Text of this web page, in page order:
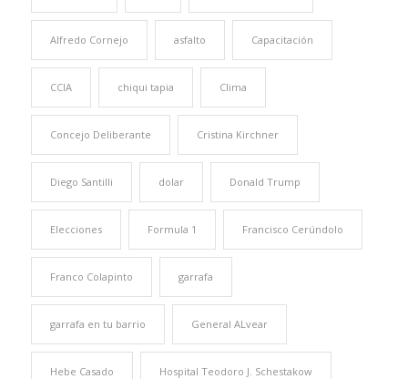
Alfredo Cornejo asfalto Capacitación
CCIA chiqui tapia Clima
Concejo Deliberante Cristina Kirchner
Diego Santilli dolar Donald Trump
Elecciones Formula 1 Francisco Cerúndolo
Franco Colapinto garrafa
garrafa en tu barrio General ALvear
Hebe Casado Hospital Teodoro J. Schestakow